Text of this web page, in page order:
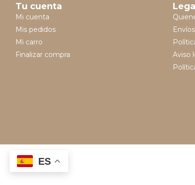
Tu cuenta
Mi cuenta
Mis pedidos
Mi carro
Finalizar compra
Aviso
ES